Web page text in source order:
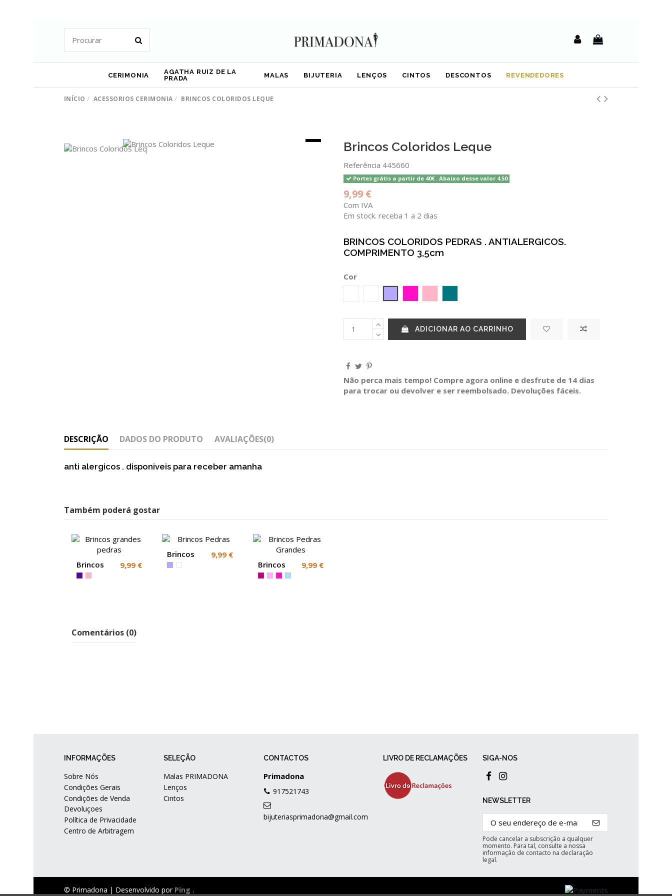
CERIMONIA
AGATHA RUIZ DE LA
PRADA
MALAS BIJUTERIA LENÇOS CINTOS DESCONTOS REVENDEDORES
INÍCIO ACESSORIOS CERIMONIA BRINCOS COLORIDOS LEQUE
Brincos Coloridos Leque
Referência 445660
Portes grátis a partir de 40€ . Abaixo desse valor 4.50
9,99 €
Com IVA
Em stock. receba 1 a 2 dias
BRINCOS COLORIDOS PEDRAS . ANTIALERGICOS.
COMPRIMENTO 3,5cm
Cor
ADICIONAR AO CARRINHO
Não perca mais tempo! Compre agora online e desfrute de 14 dias
para trocar ou devolver e ser reembolsado. Devoluções fáceis.
DESCRIÇÃO DADOS DO PRODUTO AVALIAÇÕES(0)
anti alergicos . disponiveis para receber amanha
Também poderá gostar
Brincos
grandes
9,99 €
Brincos
Pedras
9,99 €
Brincos
Pedras
9,99 €
Comentários (0)
INFORMAÇÕES
Sobre Nós
Condições Gerais
Condições de Venda
Devoluçoes
Política de Privacidade
Centro de Arbitragem
SELEÇÃO
Malas PRIMADONA
Lenços
Cintos
CONTACTOS
Primadona
917521743
bijuteriasprimadona@gmail.com
LIVRO DE RECLAMAÇÕES SIGA-NOS
NEWSLETTER
Pode cancelar a subscrição a qualquer
momento. Para tal, consulte a nossa
informação de contacto na declaração
legal.
© Primadona | Desenvolvido por Ping .